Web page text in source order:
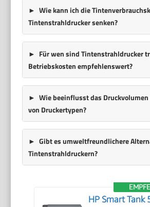
Wie kann ich die
Tintenstrahldrucker senken?
Für wen sind Tintenstrahldrucker
Betriebskosten empfehlenswert?
Wie beeinflusst das
von Druckertypen?
Gibt es umweltfreundlichere
Tintenstrahldruckern?
HP Smart Tank